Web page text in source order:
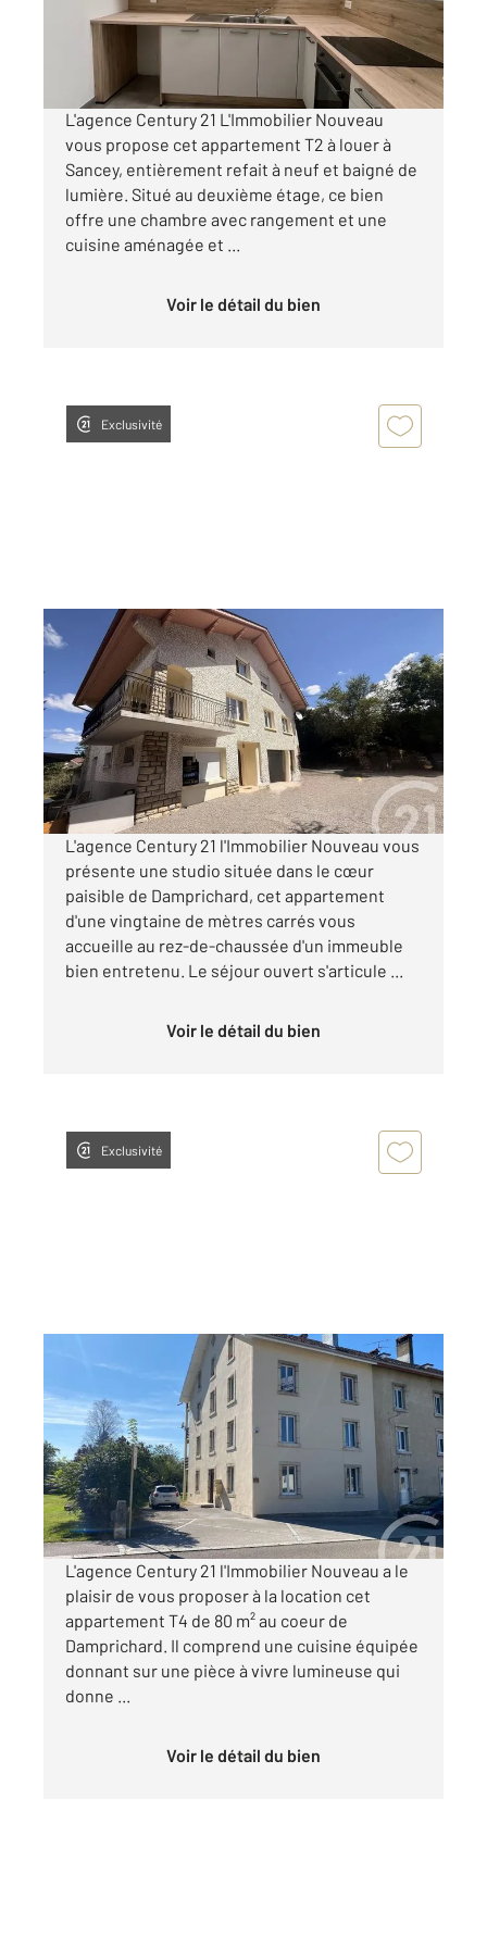
450 €
L'agence Century 21 L'Immobilier Nouveau
vous propose cet appartement T2 à louer à
Sancey, entièrement refait à neuf et baigné de
lumière. Situé au deuxième étage, ce bien
offre une chambre avec rangement et une
cuisine aménagée et ...
Voir le détail du bien
Exclusivité
DAMPRICHARD 25
17,45 m
, 1 pièce
Ref : 7288
Appartement F1 à louer
310 €
par mois charges comprises
L'agence Century 21 l'Immobilier Nouveau vous
présente une studio située dans le cœur
paisible de Damprichard, cet appartement
d'une vingtaine de mètres carrés vous
accueille au rez-de-chaussée d'un immeuble
bien entretenu. Le séjour ouvert s'articule ...
Voir le détail du bien
Exclusivité
DAMPRICHARD 25
, 4 pièces
Ref : 7179
Appartement F4 à louer
700 €
par mois charges comprises
L'agence Century 21 l'Immobilier Nouveau a le
plaisir de vous proposer à la location cet
appartement T4 de 80 m² au coeur de
Damprichard. Il comprend une cuisine équipée
donnant sur une pièce à vivre lumineuse qui
donne ...
Voir le détail du bien